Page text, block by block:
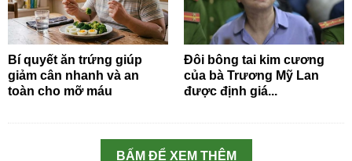
Bí quyết ăn trứng giúp
giảm cân nhanh và an
toàn cho mỡ máu
Đôi bông tai kim cương
của bà Trương Mỹ Lan
được định giá...
BẤM ĐỂ XEM THÊM